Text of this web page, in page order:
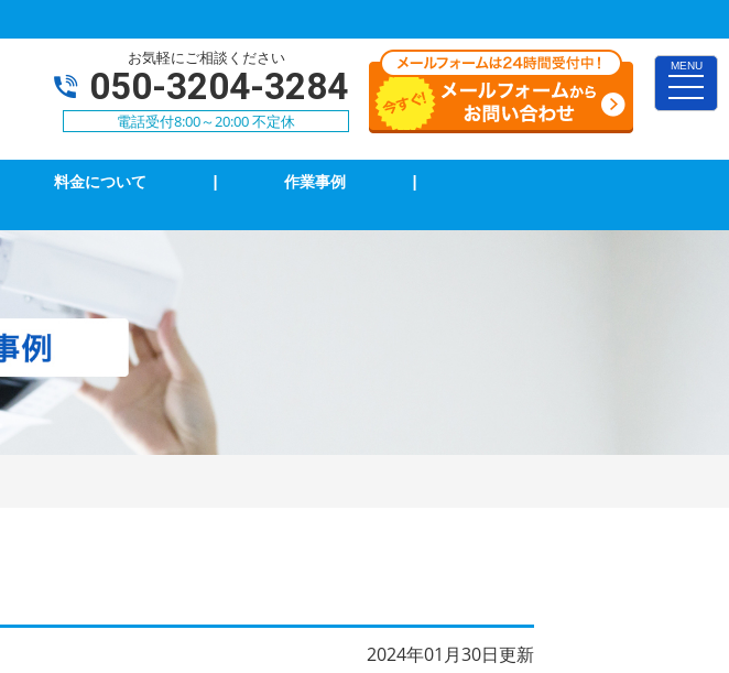
MENU
toggle
お気軽にご相談ください
050-3204-3284
電話受付8:00～20:00 不定休
エアコン修理・取付
TVアンテナ修理・取付
コンセント修理・取付
換気扇等修理・取付
家庭用EV充電工事
料金について | 作業事例
|
2024年01月30日更新